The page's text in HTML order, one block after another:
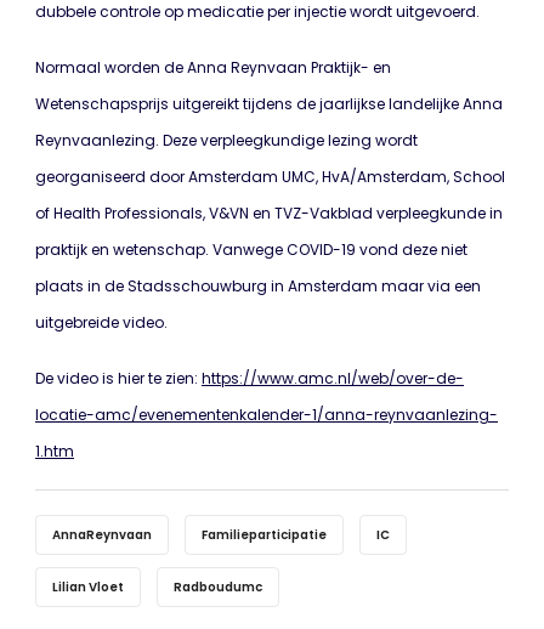
dubbele controle op medicatie per injectie wordt uitgevoerd.
Normaal worden de Anna Reynvaan Praktijk- en
Wetenschapsprijs uitgereikt tijdens de jaarlijkse landelijke Anna
Reynvaanlezing. Deze verpleegkundige lezing wordt
georganiseerd door Amsterdam UMC, HvA/Amsterdam, School
of Health Professionals, V&VN en TVZ-Vakblad verpleegkunde in
praktijk en wetenschap. Vanwege COVID-19 vond deze niet
plaats in de Stadsschouwburg in Amsterdam maar via een
uitgebreide video.
De video is hier te zien: https://www.amc.nl/web/over-de-
locatie-amc/evenementenkalender-1/anna-reynvaanlezing-
1.htm
AnnaReynvaan Familieparticipatie IC
Lilian Vloet Radboudumc